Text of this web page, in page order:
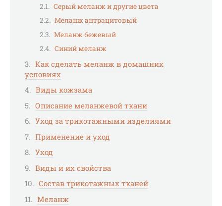
Серый меланж и другие цвета
Меланж антрацитовый
Меланж бежевый
Синий меланж
Как сделать меланж в домашних
условиях
Виды кожзама
Описание меланжевой ткани
Уход за трикотажными изделиями
Применение и уход
Уход
Виды и их свойства
Состав трикотажных тканей
Меланж